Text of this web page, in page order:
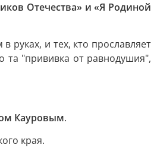
Отечества» и «Я Родиной
и тех, кто прославляет
та "прививка от равнодушия",
Кауровым.
края.